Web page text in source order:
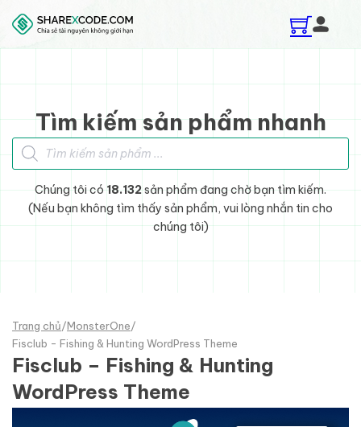
Skip to main content
Skip to footer
Tìm kiếm sản phẩm nhanh
Tìm kiếm sản phẩm
Chúng tôi có 18.132sản phẩm đang chờ bạn tìm kiếm.
(Nếu bạn không tìm thấy sản phẩm, vui lòng nhắn tin cho
chúng tôi)
Trang chủ/MonsterOne/
Fisclub - Fishing & Hunting WordPress Theme
Fisclub – Fishing & Hunting
WordPress Theme